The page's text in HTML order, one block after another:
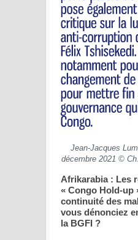
Jean-Jacques
décembre 2021 ©
Afrikarabia : Les
« Congo Hold-up
continuité des
vous dénonciez
la BGFI ?